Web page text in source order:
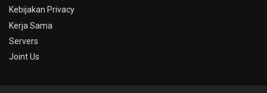
Kebijakan Privacy
Kerja Sama
Servers
Joint Us